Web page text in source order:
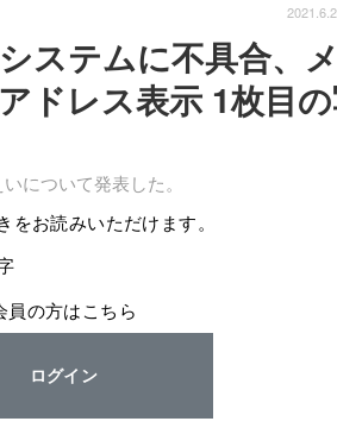
ステムに不具合、
ドレス表示 1枚目
について発表した。
お読みいただけます。
員の方はこちら
ログイン